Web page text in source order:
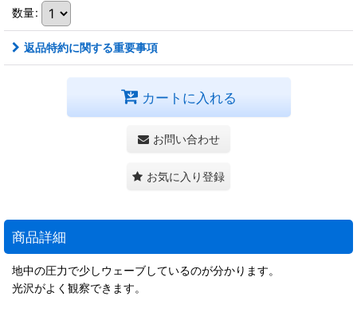
数量:
返品特約に関する重要事項
カートに入れる
お問い合わせ
お気に入り登録
商品詳細
地中の圧力で少しウェーブしているのが分かります。
光沢がよく観察できます。